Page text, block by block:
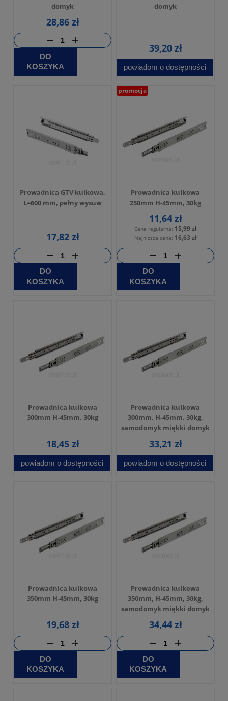
domyk
28,86 zł
DO
KOSZYKA
domyk
39,20 zł
powiadom o dostępności
Prowadnica GTV kulkowa,
L=600 mm, pełny wysuw
17,82 zł
DO
KOSZYKA
Prowadnica kulkowa
250mm H-45mm, 30kg
11,64 zł
Cena regularna:15,99 zł
Najniższa cena: 16,63 zł
DO
KOSZYKA
promocja
Prowadnica kulkowa
300mm H-45mm, 30kg
18,45 zł
powiadom o dostępności
Prowadnica kulkowa
300mm, H-45mm, 30kg,
samodomyk miękki domyk
33,21 zł
powiadom o dostępności
Prowadnica kulkowa
350mm H-45mm, 30kg
19,68 zł
DO
KOSZYKA
Prowadnica kulkowa
350mm, H-45mm, 30kg,
samodomyk miękki domyk
34,44 zł
DO
KOSZYKA